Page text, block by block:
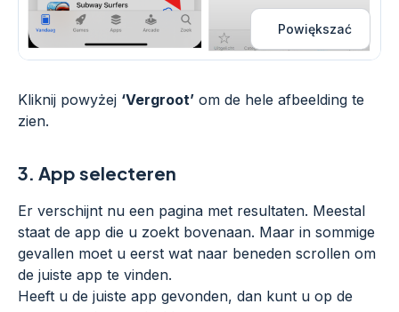
Powiększać
Kliknij powyżej ‘Vergroot’ om de hele afbeelding te
zien.
3. App selecteren
Er verschijnt nu een pagina met resultaten. Meestal
staat de app die u zoekt bovenaan. Maar in sommige
gevallen moet u eerst wat naar beneden scrollen om
de juiste app te vinden.
Heeft u de juiste app gevonden, dan kunt u op de